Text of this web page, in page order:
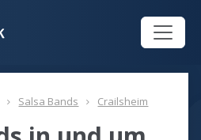
Salsa Bands Crailsheim